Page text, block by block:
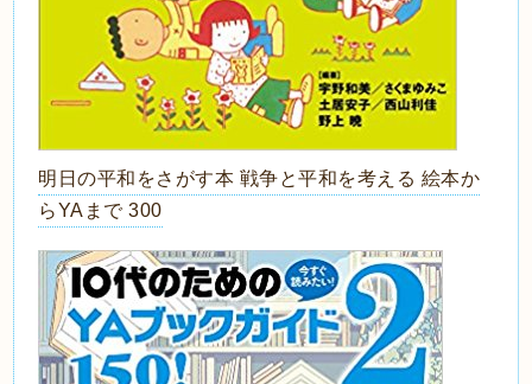
明日の平和をさがす本 戦争と平和を考える 絵本か
らYAまで 300